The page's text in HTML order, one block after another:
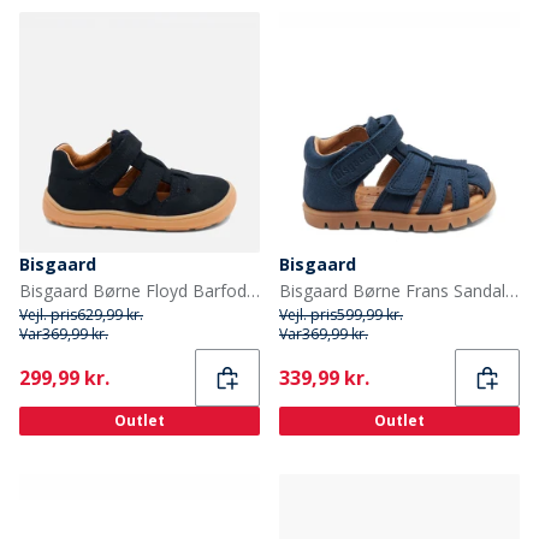
Bisgaard
Bisgaard Børne Floyd Barfodssandaler Navy
Vejl. pris629,99 kr.
Var369,99 kr.
Current
299,99 kr.
Outlet
Bisgaard
Bisgaard Børne Frans Sandaler Navy
Vejl. pris599,99 kr.
Var369,99 kr.
Current
339,99 kr.
Outlet